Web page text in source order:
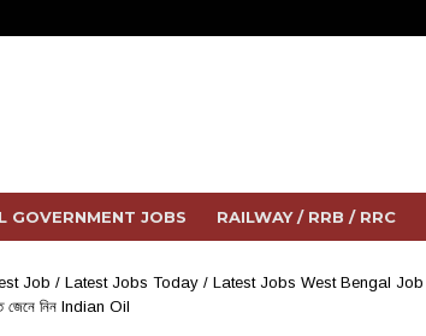
GOVERNMENT JOBS RAILWAY / RRB / RRC
Job / Latest Jobs Today/ Latest Jobs West Bengal Job
জেনে নিন Indian Oil